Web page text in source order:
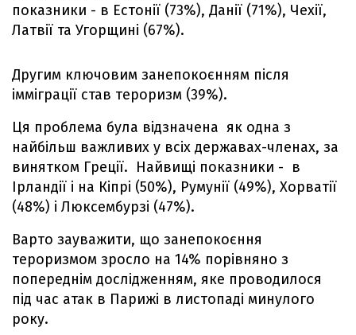
показники - в Естонії (73%), Данії (71%), Чехії,
Латвії та Угорщині (67%).
Другим ключовим занепокоєнням після
імміграції став тероризм (39%).
Ця проблема була відзначена як одна з
найбільш важливих у всіх державах-членах, за
винятком Греції. Найвищі показники - в
Ірландії і на Кіпрі (50%), Румунії (49%), Хорватії
(48%) і Люксембурзі (47%).
Варто зауважити, що занепокоєння
тероризмом зросло на 14% порівняно з
попереднім дослідженням, яке проводилося
під час атак в Парижі в листопаді минулого
року.